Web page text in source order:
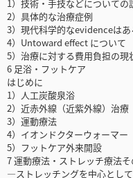
1）技術・手技などについての
2）具体的な治療症例
3）現代科学的なevidenceは
4）Untoward effect について
5）治療に対する費用負担の現
6 足浴・フットケア
はじめに
1）人工炭酸泉浴
2）近赤外線（近紫外線）治療
3）運動療法
4）イオンドクターウォーマー
5）フットケア外来開設
7 運動療法・ストレッチ療法
―ストレッチングを中心とし